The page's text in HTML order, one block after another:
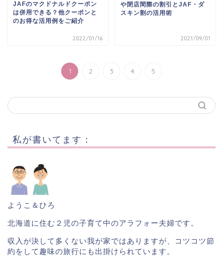
JAFのマクドナルドクーポン
は併用できる？他クーポンと
のお得な活用例をご紹介
2022/01/16
や閉店間際の割引とJAF・ダ
スキン割の活用術
2021/09/01
1 2 3 4 5
私が書いてます：
ようこ＆ひろ
北海道に住む２児の子育て中のアラフォー夫婦です。
収入が決して多くない我が家ではありますが、コツコツ節
約をして趣味の旅行にも出掛けられています。